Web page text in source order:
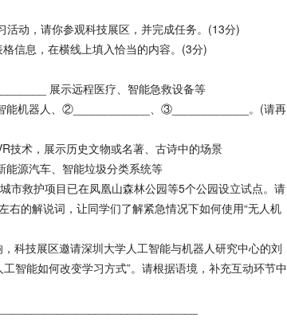
动，请你参观科技展区，并完成任务。(13分)
息，在横线上填入恰当的内容。(3分)
展示远程医疗、智能急救设备等
机器人、②____________、③____________。(请再
术，展示历史文物或名著、古诗中的场景
源汽车、智能垃圾分类系统等
救护项目已在凤凰山森林公园等5个公园设立试点。请
右的解说词，让同学们了解紧急情况下如何使用“无人机
技展区邀请深圳大学人工智能与机器人研究中心的刘
智能如何改变学习方式”。请根据语境，补充互动环节中